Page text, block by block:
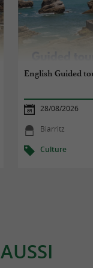
English Guided
28/08/2026
Biarritz
Culture
AUSSI